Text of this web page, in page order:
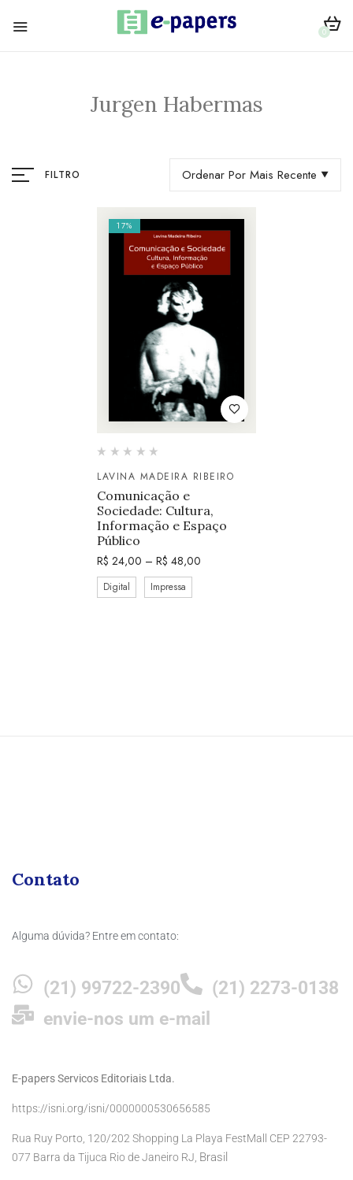
0
Jurgen Habermas
FILTRO Ordenar Por Mais Recente
17%
LAVINA MADEIRA RIBEIRO
Comunicação e
Sociedade: Cultura,
Informação e Espaço
Público
R$ 24,00 – R$ 48,00
Digital Impressa
Contato
Alguma dúvida? Entre em contato:
(21) 99722-2390
(21) 2273-0138
envie-nos um e-mail
E-papers Servicos Editoriais Ltda.
https://isni.org/isni/0000000530656585
Rua Ruy Porto, 120/202 Shopping La Playa FestMall CEP 22793-
077 Barra da Tijuca Rio de Janeiro RJ, Brasil